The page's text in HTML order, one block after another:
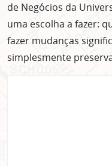
de Negócios da
uma escolha a fazer:
fazer mudanças
simplesmente